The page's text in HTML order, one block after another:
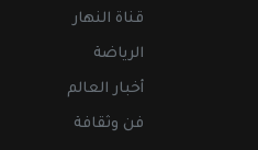
قناة النهار
الرياضة
أخبار العالم
فن وثقافة